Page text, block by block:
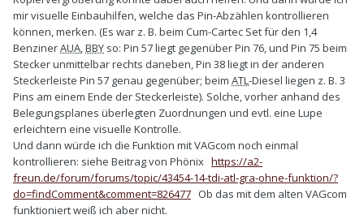
mir visuelle Einbauhilfen, welche das Pin-Abzählen kontrollieren
können, merken. (Es war z. B. beim Cum-Cartec Set für den 1,4
BenzinerAUA BBY so: Pin 57 liegt gegenüber Pin 76, und Pin 75 beim
Stecker unmittelbar rechts daneben, Pin 38 liegt in der anderen
Steckerleiste Pin 57 genau gegenüber; beim ATL -Diesel liegen z. B. 3
Pins am einem Ende der Steckerleiste). Solche, vorher anhand des
Belegungsplanes überlegten Zuordnungen und evtl. eine Lupe
erleichtern eine visuelle Kontrolle.
Und dann würde ich die Funktion mit VAGcom noch einmal
kontrollieren: siehe Beitrag von Phönix https://a2-
freun.de/forum/forums/topic/43454-14-tdi-atl-gra-ohne-funktion/?
do=findComment&comment=826477 Ob das mit dem alten VAGcom
funktioniert weiß ich aber nicht.